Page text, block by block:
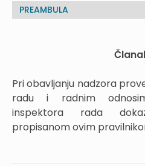
PREAMBULA
Pri obavljanju nadzora
radu i radnim
inspektora rada
propisanom ovim